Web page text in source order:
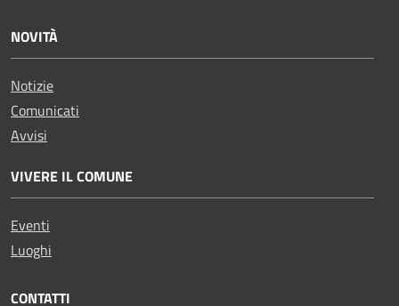
NOVITÀ
Notizie
Comunicati
Avvisi
VIVERE IL COMUNE
Eventi
Luoghi
CONTATTI